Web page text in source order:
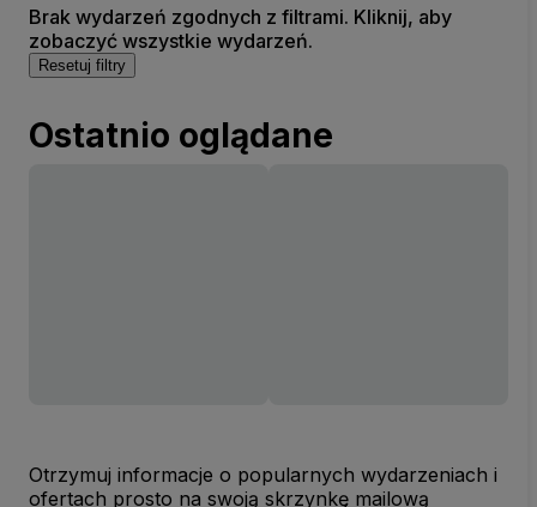
Brak wydarzeń zgodnych z filtrami. Kliknij, aby
zobaczyć wszystkie wydarzeń.
Resetuj filtry
Ostatnio oglądane
Otrzymuj informacje o popularnych wydarzeniach i
ofertach prosto na swoją skrzynkę mailową